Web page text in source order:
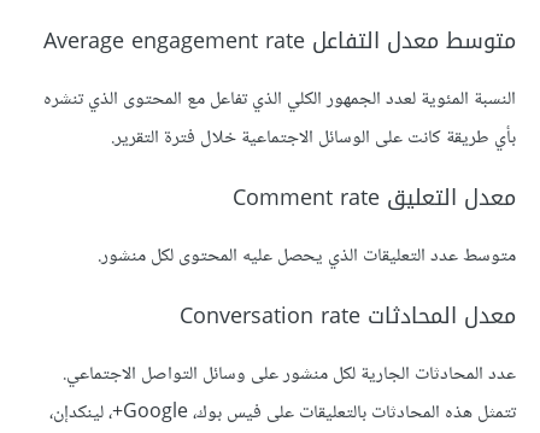
متوسط معدل التفاعل Average engagement rate
النسبة المئوية لعدد الجمهور الكلي الذي تفاعل مع المحتوى الذي تنشره
بأي طريقة كانت على الوسائل الاجتماعية خلال فترة التقرير.
معدل التعليق Comment rate
متوسط عدد التعليقات الذي يحصل عليه المحتوى لكل منشور.
معدل المحادثات Conversation rate
عدد المحادثات الجارية لكل منشور على وسائل التواصل الاجتماعي.
تتمثل هذه المحادثات بالتعليقات على فيس بوك، Google+، لينكدإن،